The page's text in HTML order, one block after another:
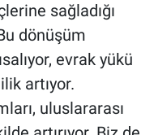
sağladığı
dönüşüm
evrak yükü
artıyor.
uluslararası